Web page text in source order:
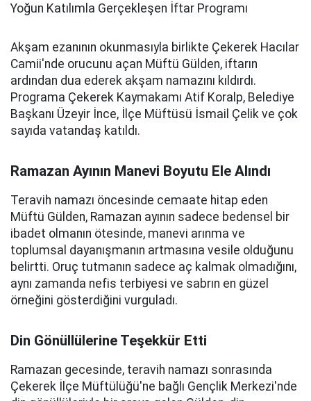
Yoğun Katılımla Gerçekleşen İftar Programı
Akşam ezanının okunmasıyla birlikte Çekerek Hacılar
Camii'nde orucunu açan Müftü Gülden, iftarın
ardından dua ederek akşam namazını kıldırdı.
Programa Çekerek Kaymakamı Atif Koralp, Belediye
Başkanı Üzeyir İnce, İlçe Müftüsü İsmail Çelik ve çok
sayıda vatandaş katıldı.
Ramazan Ayının Manevi Boyutu Ele Alındı
Teravih namazı öncesinde cemaate hitap eden
Müftü Gülden, Ramazan ayının sadece bedensel bir
ibadet olmanın ötesinde, manevi arınma ve
toplumsal dayanışmanın artmasına vesile olduğunu
belirtti. Oruç tutmanın sadece aç kalmak olmadığını,
aynı zamanda nefis terbiyesi ve sabrın en güzel
örneğini gösterdiğini vurguladı.
Din Gönüllülerine Teşekkür Etti
Ramazan gecesinde, teravih namazı sonrasında
Çekerek İlçe Müftülüğü'ne bağlı Gençlik Merkezi'nde